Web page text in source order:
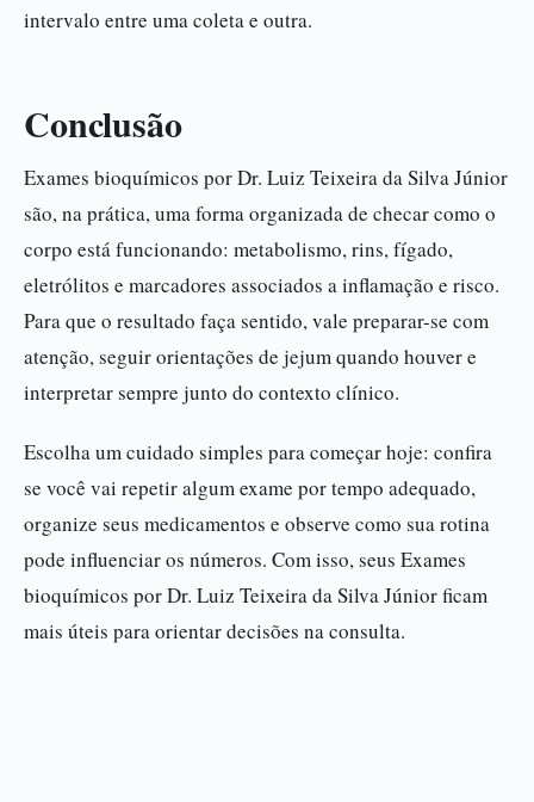
intervalo entre uma coleta e outra.
Conclusão
Exames bioquímicos por Dr. Luiz Teixeira da Silva Júnior
são, na prática, uma forma organizada de checar como o
corpo está funcionando: metabolismo, rins, fígado,
eletrólitos e marcadores associados a inflamação e risco.
Para que o resultado faça sentido, vale preparar-se com
atenção, seguir orientações de jejum quando houver e
interpretar sempre junto do contexto clínico.
Escolha um cuidado simples para começar hoje: confira
se você vai repetir algum exame por tempo adequado,
organize seus medicamentos e observe como sua rotina
pode influenciar os números. Com isso, seus Exames
bioquímicos por Dr. Luiz Teixeira da Silva Júnior ficam
mais úteis para orientar decisões na consulta.